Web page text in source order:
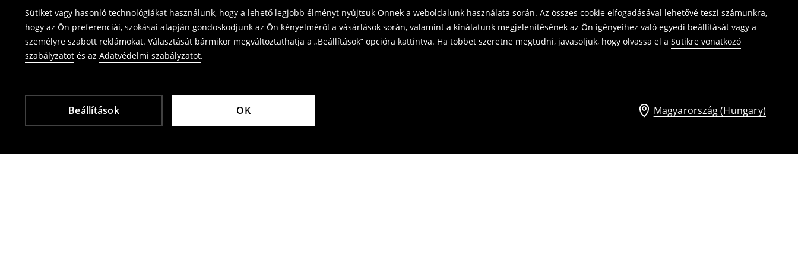
Sütiket vagy hasonló technológiákat használunk, hogy a lehető legjobb élményt nyújtsuk Önnek a weboldalunk használata során. Az összes cookie elfogadásával lehetővé teszi számunkra,
hogy az Ön preferenciái, szokásai alapján gondoskodjunk az Ön kényelméről a vásárlások során, valamint a kínálatunk megjelenítésének az Ön igényeihez való egyedi beállítását vagy a
személyre szabott reklámokat. Választását bármikor megváltoztathatja a „Beállítások” opcióra kattintva. Ha többet szeretne megtudni, javasoljuk, hogy olvassa el a Sütikre vonatkozó
szabályzatot és az Adatvédelmi szabályzatot.
Beállítások OK Magyarország (Hungary)
Termék visszavétel